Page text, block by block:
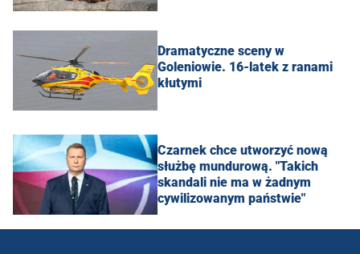
Dramatyczne sceny w
Goleniowie. 16-latek z ranami
kłutymi
Czarnek chce utworzyć nową
służbę mundurową. "Takich
skandali nie ma w żadnym
cywilizowanym państwie"